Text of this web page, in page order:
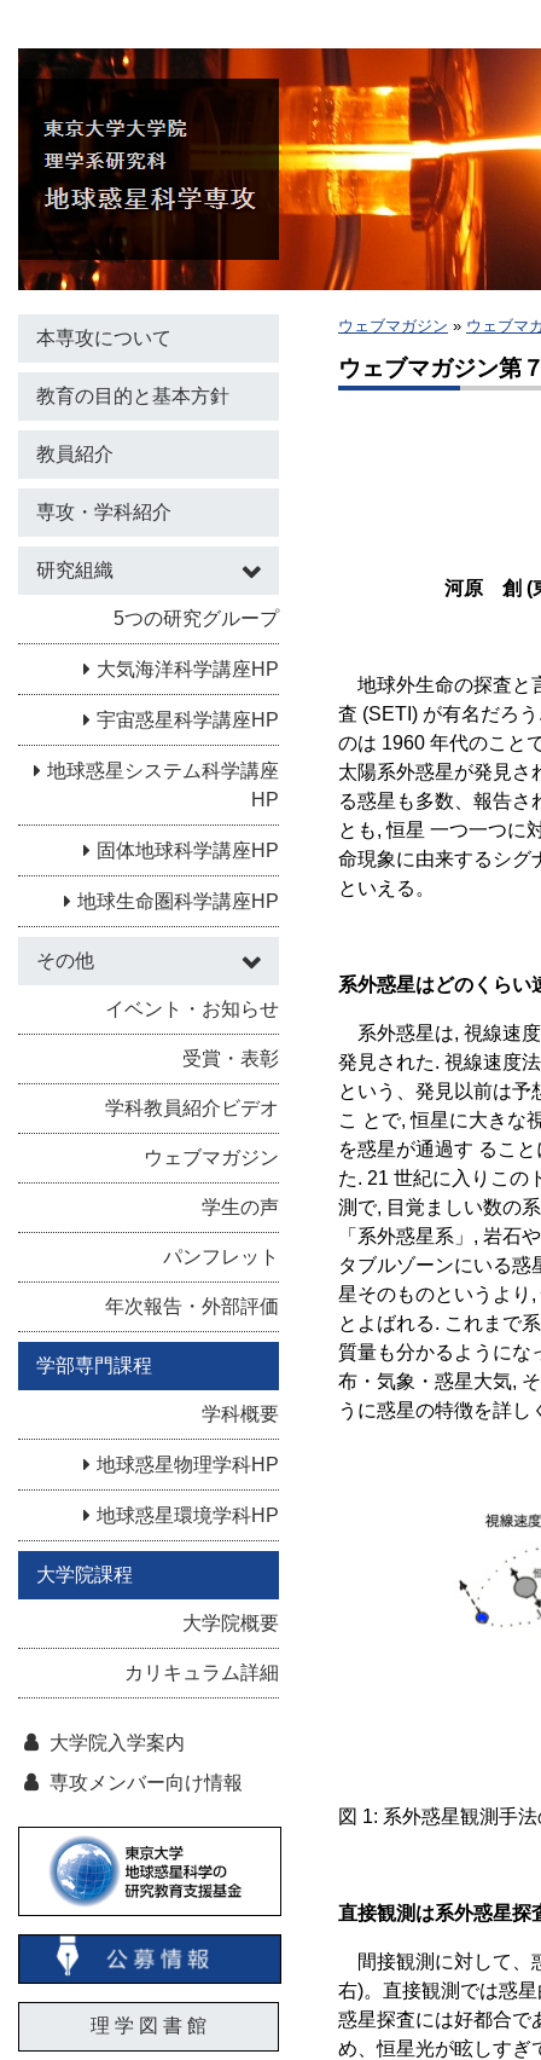
本専攻について
教育の目的と基本方針
教員紹介
専攻・学科紹介
研究組織
5つの研究グループ
大気海洋科学講座HP
宇宙惑星科学講座HP
地球惑星システム科学講座
HP
固体地球科学講座HP
地球生命圏科学講座HP
その他
イベント・お知らせ
受賞・表彰
学科教員紹介ビデオ
ウェブマガジン
学生の声
パンフレット
年次報告・外部評価
学部専門課程
学科概要
地球惑星物理学科HP
地球惑星環境学科HP
大学院課程
大学院概要
カリキュラム詳細
大学院入学案内
専攻メンバー向け情報
理 学 図 書 館
ウェブマガジン » ウェブマ
ウェブマガジン第
河原 創 (
地球外生命の探査と
査 (SETI) が有名だろ
のは 1960 年代のこと
太陽系外惑星が発見さ
る惑星も多数、報告さ
とも, 恒星 一つ一つに
命現象に由来するシグ
といえる。
系外惑星はどのくらい
系外惑星は, 視線速
発見された. 視線速度
という、発見以前は予
こ とで, 恒星に大きな
を惑星が通過す るこ
た. 21 世紀に入りこの
測で, 目覚ましい数の
「系外惑星系」, 岩石
タブルゾーンにいる惑
星そのものというより
とよばれる. これまで
質量も分かるようにな
布・気象・惑星大気,
うに惑星の特徴を詳
図 1: 系外惑星観測手
直接観測は系外惑星探
間接観測に対して、
右)。直接観測では惑
惑星探査には好都合で
め、恒星光が眩しすぎ